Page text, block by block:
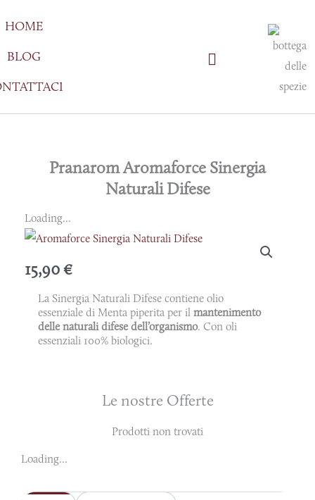
al
contenuto
HOME
BLOG
Pranarom Aromaforce Sinergia
Naturali Difese
Loading...
15,90€
La Sinergia Naturali Difese contiene olio
essenziale di Menta piperita per il mantenimento
delle naturali difese dell’organismo. Con oli
essenziali 100% biologici.
Le nostre Offerte
Prodotti non trovati
Loading...